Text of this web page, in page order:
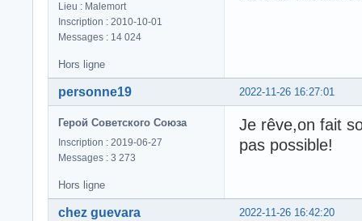
Lieu : Malemort
Inscription : 2010-10-01
Messages : 14 024
Hors ligne
2022-11-26 16:27:01
personne19
Герой Советского Союза
Inscription : 2019-06-27
Messages : 3 273
Je rêve,on fait
pas possible!
Hors ligne
2022-11-26 16:42:20
chez guevara